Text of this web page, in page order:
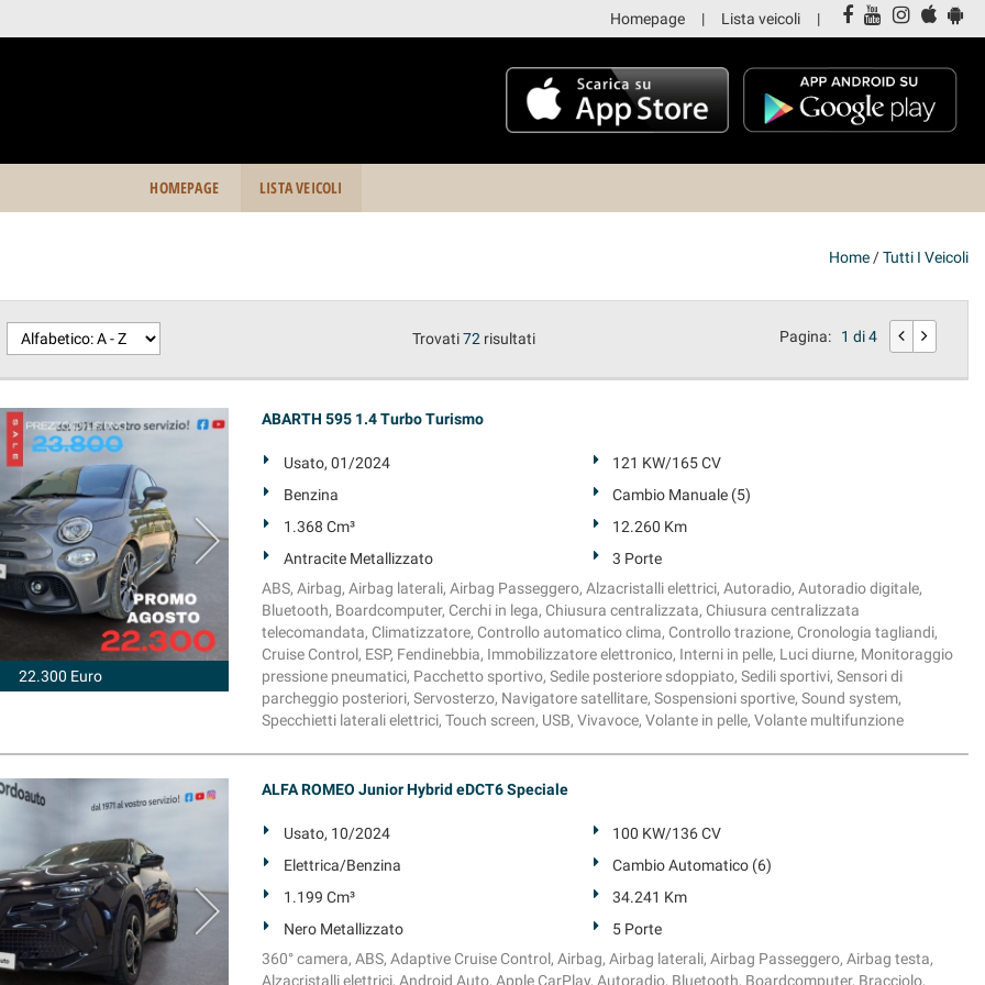
Homepage Lista veicoli
HOMEPAGE LISTA VEICOLI
Home /Tutti I Veicoli
Trovati72 risultati Pagina: 1 di 4
22.300 Euro
ABARTH 595 1.4 Turbo Turismo
Usato, 01/2024
121 KW/165 CV
Benzina
Cambio Manuale (5)
1.368 Cm³
12.260 Km
Antracite Metallizzato
3 Porte
ABS, Airbag, Airbag laterali, Airbag Passeggero, Alzacristalli elettrici, Autoradio, Autoradio digitale,
Bluetooth, Boardcomputer, Cerchi in lega, Chiusura centralizzata, Chiusura centralizzata
telecomandata, Climatizzatore, Controllo automatico clima, Controllo trazione, Cronologia tagliandi,
Cruise Control, ESP, Fendinebbia, Immobilizzatore elettronico, Interni in pelle, Luci diurne, Monitoraggio
pressione pneumatici, Pacchetto sportivo, Sedile posteriore sdoppiato, Sedili sportivi, Sensori di
parcheggio posteriori, Servosterzo, Navigatore satellitare, Sospensioni sportive, Sound system,
Specchietti laterali elettrici, Touch screen, USB, Vivavoce, Volante in pelle, Volante multifunzione
ALFA ROMEO Junior Hybrid eDCT6 Speciale
Usato, 10/2024
100 KW/136 CV
Elettrica/Benzina
Cambio Automatico (6)
1.199 Cm³
34.241 Km
Nero Metallizzato
5 Porte
360° camera, ABS, Adaptive Cruise Control, Airbag, Airbag laterali, Airbag Passeggero, Airbag testa,
Alzacristalli elettrici, Android Auto, Apple CarPlay, Autoradio, Bluetooth, Boardcomputer, Bracciolo,